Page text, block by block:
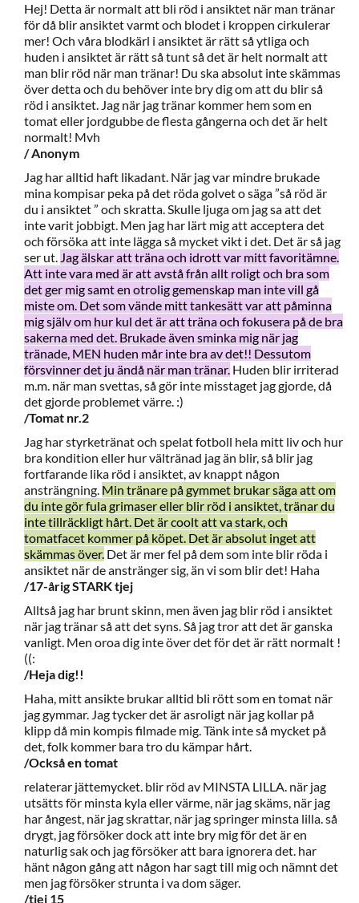
Hej! Detta är normalt att bli röd i ansiktet när man tränar
för då blir ansiktet varmt och blodet i kroppen cirkulerar
mer! Och våra blodkärl i ansiktet är rätt så ytliga och
huden i ansiktet är rätt så tunt så det är helt normalt att
man blir röd när man tränar! Du ska absolut inte skämmas
över detta och du behöver inte bry dig om att du blir så
röd i ansiktet. Jag när jag tränar kommer hem som en
tomat eller jordgubbe de flesta gångerna och det är helt
normalt! Mvh
/ Anonym
Jag har alltid haft likadant. När jag var mindre brukade
mina kompisar peka på det röda golvet o säga ”så röd är
du i ansiktet ” och skratta. Skulle ljuga om jag sa att det
inte varit jobbigt. Men jag har lärt mig att acceptera det
och försöka att inte lägga så mycket vikt i det. Det är så jag
ser ut. Jag älskar att träna och idrott var mitt favoritämne.
Att inte vara med är att avstå från allt roligt och bra som
det ger mig samt en otrolig gemenskap man inte vill gå
miste om. Det som vände mitt tankesätt var att påminna
mig själv om hur kul det är att träna och fokusera på de bra
sakerna med det. Brukade även sminka mig när jag
tränade, MEN huden mår inte bra av det!! Dessutom
försvinner det ju ändå när man tränar. Huden blir irriterad
m.m. när man svettas, så gör inte misstaget jag gjorde, då
det gjorde problemet värre. :)
/Tomat nr.2
Jag har styrketränat och spelat fotboll hela mitt liv och hur
bra kondition eller hur vältränad jag än blir, så blir jag
fortfarande lika röd i ansiktet, av knappt någon
ansträngning. Min tränare på gymmet brukar säga att om
du inte gör fula grimaser eller blir röd i ansiktet, tränar du
inte tillräckligt hårt. Det är coolt att va stark, och
tomatfacet kommer på köpet. Det är absolut inget att
skämmas över. Det är mer fel på dem som inte blir röda i
ansiktet när de anstränger sig, än vi som blir det! Haha
/17-årig STARK tjej
Alltså jag har brunt skinn, men även jag blir röd i ansiktet
när jag tränar så att det syns. Så jag tror att det är ganska
vanligt. Men oroa dig inte över det för det är rätt normalt !
((:
/Heja dig!!
Haha, mitt ansikte brukar alltid bli rött som en tomat när
jag gymmar. Jag tycker det är asroligt när jag kollar på
klipp då min kompis filmade mig. Tänk inte så mycket på
det, folk kommer bara tro du kämpar hårt.
/Också en tomat
relaterar jättemycket. blir röd av MINSTA LILLA. när jag
utsätts för minsta kyla eller värme, när jag skäms, när jag
har ångest, när jag skrattar, när jag springer minsta lilla. så
drygt, jag försöker dock att inte bry mig för det är en
naturlig sak och jag försöker att bara ignorera det. har
hänt någon gång att någon har sagt till mig och nämnt det
men jag försöker strunta i va dom säger.
/tjej 15